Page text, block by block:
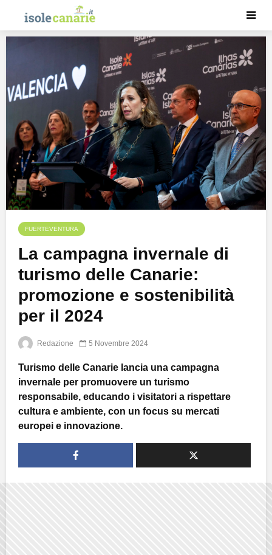
FUERTEVENTURA
La campagna invernale di
turismo delle Canarie:
promozione e sostenibilità
per il 2024
Redazione 5 Novembre 2024
Turismo delle Canarie lancia una campagna
invernale per promuovere un turismo
responsabile, educando i visitatori a rispettare
cultura e ambiente, con un focus su mercati
europei e innovazione.